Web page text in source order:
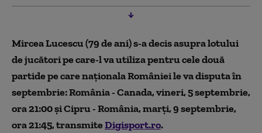
Mircea Lucescu (79 de ani) s-a decis asupra lotului
de jucători pe care-l va utiliza pentru cele două
partide pe care naționala României le va disputa în
septembrie: România - Canada, vineri, 5 septembrie,
ora 21:00 și Cipru - România, marți, 9 septembrie,
ora 21:45, transmiteDigisport.ro.